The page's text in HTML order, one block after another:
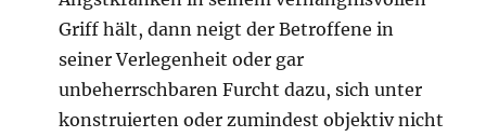
Griff hält, dann neigt der Betroffene in
seiner Verlegenheit oder gar
unbeherrschbaren Furcht dazu, sich unter
konstruierten oder zumindest objektiv nicht